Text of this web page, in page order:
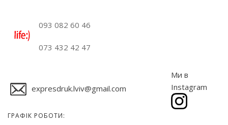
093 082 60 46
073 432 42 47
expresdruk.lviv@gmail.com
Ми в
Instagram
ГРАФІК РОБОТИ: